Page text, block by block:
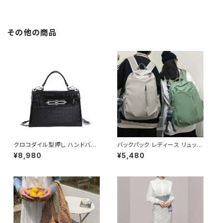
冬 着痩せ効果 きちんと見え カ
その他の商品
クロコダイル型押し ハンドバッ
グ ショルダーバッグ チェーン付
きバッグ レディース バッグ おし
¥8,980
バックパック レディース リュック
春夏 秋冬 春 夏 秋 冬 黒 バッグ
大容量 リュックサック かばん ロ
中学生 男の子 女の子 A4 B4
シンプル バッグパック バック ロ
ゴ ブラック アイボリー ピンク ラ
イトグリーン グレー バッグパッ
ク 学校 カレッジコーデ カジュ
アル デイリー お出かけ K-B00
¥5,480